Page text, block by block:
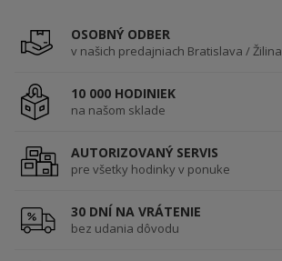
OSOBNÝ ODBER
v našich predajniach Bratislava / Žilina
10 000 HODINIEK
na našom sklade
AUTORIZOVANÝ SERVIS
pre všetky hodinky v ponuke
30 DNÍ NA VRÁTENIE
bez udania dôvodu